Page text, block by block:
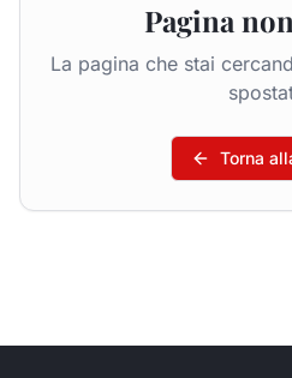
Pagina
La pagina che stai
Torna